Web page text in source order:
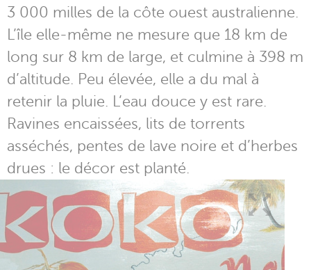
3 000 milles de la côte ouest australienne.
L’île elle-même ne mesure que 18 km de
long sur 8 km de large, et culmine à 398 m
d’altitude. Peu élevée, elle a du mal à
retenir la pluie. L’eau douce y est rare.
Ravines encaissées, lits de torrents
asséchés, pentes de lave noire et d’herbes
drues : le décor est planté.